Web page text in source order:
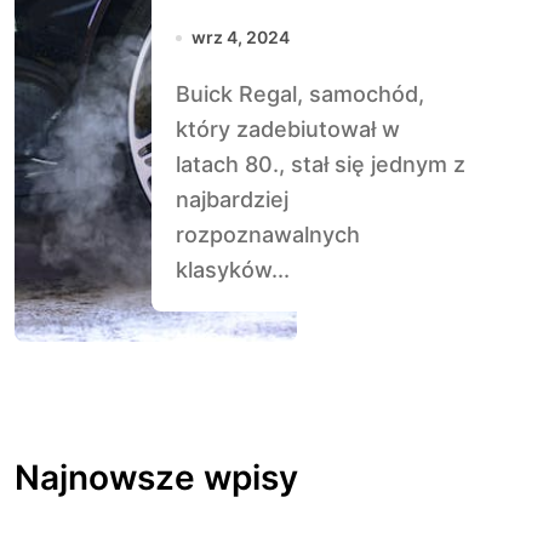
wrz 4, 2024
Buick Regal, samochód,
który zadebiutował w
latach 80., stał się jednym z
najbardziej
rozpoznawalnych
klasyków...
Najnowsze wpisy